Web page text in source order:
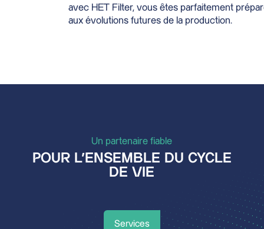
avec HET Filter, vous êtes parfaitement
aux évolutions futures de la production.
Un partenaire fiable
POUR L’ENSEMBLE DU CYCLE
DE VIE
Services